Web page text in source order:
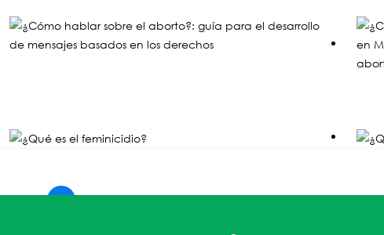
1 2 3 4 … 55 56 57 →